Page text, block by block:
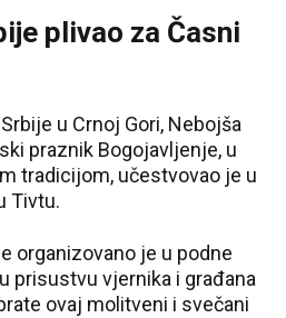
plivao za Časni
u Crnoj Gori, Nebojša
praznik Bogojavljenje, u
tradicijom, učestvovao je u
Tivtu.
organizovano je u podne
prisustvu vjernika i građana
ovaj molitveni i svečani